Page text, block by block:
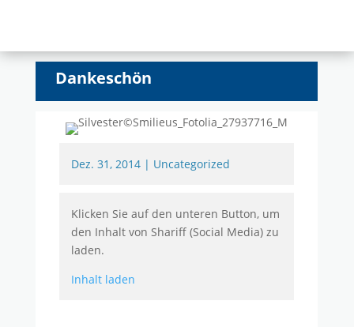
Dankeschön
Dez. 31, 2014| Uncategorized
Klicken Sie auf den unteren Button, um
den Inhalt von Shariff (Social Media) zu
laden.
Inhalt laden